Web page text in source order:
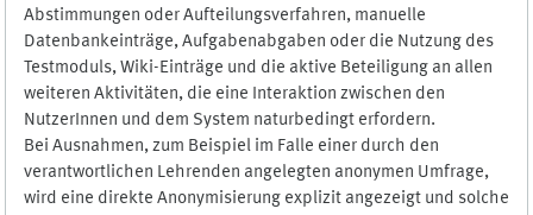
Abstimmungen oder Aufteilungsverfahren, manuelle
Datenbankeinträge, Aufgabenabgaben oder die Nutzung des
Testmoduls, Wiki-Einträge und die aktive Beteiligung an allen
weiteren Aktivitäten, die eine Interaktion zwischen den
NutzerInnen und dem System naturbedingt erfordern.
Bei Ausnahmen, zum Beispiel im Falle einer durch den
verantwortlichen Lehrenden angelegten anonymen Umfrage,
wird eine direkte Anonymisierung explizit angezeigt und solche